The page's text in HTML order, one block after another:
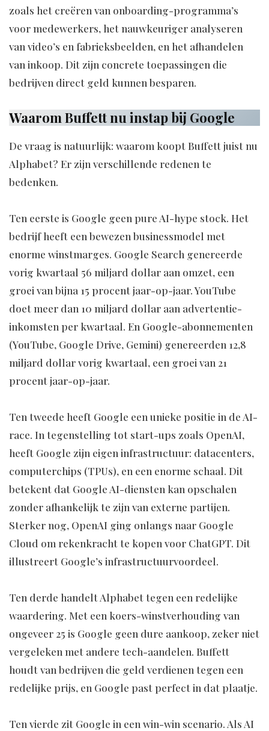
zoals het creëren van onboarding-programma’s
voor medewerkers, het nauwkeuriger analyseren
van video’s en fabrieksbeelden, en het afhandelen
van inkoop. Dit zijn concrete toepassingen die
bedrijven direct geld kunnen besparen.
Waarom Buffett nu instap bij Google
De vraag is natuurlijk: waarom koopt Buffett juist nu
Alphabet? Er zijn verschillende redenen te
bedenken.
Ten eerste is Google geen pure AI-hype stock. Het
bedrijf heeft een bewezen businessmodel met
enorme winstmarges. Google Search genereerde
vorig kwartaal 56 miljard dollar aan omzet, een
groei van bijna 15 procent jaar-op-jaar. YouTube
doet meer dan 10 miljard dollar aan advertentie-
inkomsten per kwartaal. En Google-abonnementen
(YouTube, Google Drive, Gemini) genereerden 12,8
miljard dollar vorig kwartaal, een groei van 21
procent jaar-op-jaar.
Ten tweede heeft Google een unieke positie in de AI-
race. In tegenstelling tot start-ups zoals OpenAI,
heeft Google zijn eigen infrastructuur: datacenters,
computerchips (TPUs), en een enorme schaal. Dit
betekent dat Google AI-diensten kan opschalen
zonder afhankelijk te zijn van externe partijen.
Sterker nog, OpenAI ging onlangs naar Google
Cloud om rekenkracht te kopen voor ChatGPT. Dit
illustreert Google’s infrastructuurvoordeel.
Ten derde handelt Alphabet tegen een redelijke
waardering. Met een koers-winstverhouding van
ongeveer 25 is Google geen dure aankoop, zeker niet
vergeleken met andere tech-aandelen. Buffett
houdt van bedrijven die geld verdienen tegen een
redelijke prijs, en Google past perfect in dat plaatje.
Ten vierde zit Google in een win-win scenario. Als AI